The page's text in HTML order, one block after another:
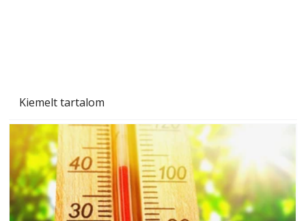
Kiemelt tartalom